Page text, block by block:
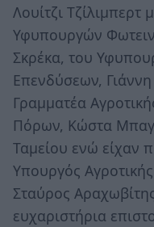
Λουίτζι
Υφυπουργών
Σκρέκα, του
Επενδύσεων,
Γραμματέα
Πόρων, Κώστα
Ταμείου ενώ είχαν
Υπουργός
Σταύρος
ευχαριστήρια